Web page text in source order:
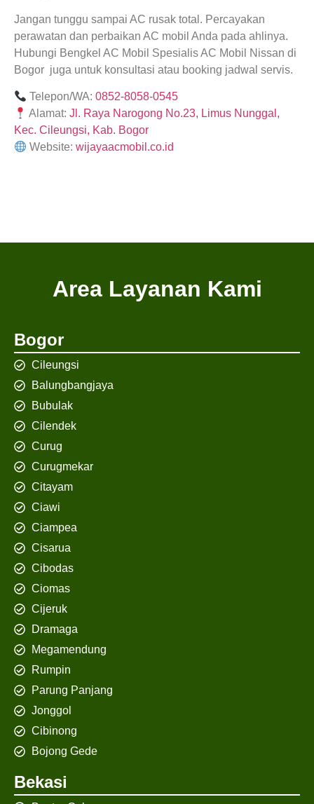
Jangan tunggu sampai AC rusak total. Percayakan
perawatan dan perbaikan AC mobil Anda pada ahlinya.
Hubungi Bengkel AC Mobil Spesialis AC Mobil Nissan di
Bogor juga untuk konsultasi atau booking jadwal servis.
Telepon/WA:0852-8058-0545
Alamat:Jl. Raya Narogong No.23, Limus Nunggal,
Kec. Cileungsi, Kab. Bogor
Website:wijayaacmobil.co.id
Area Layanan Kami
Bogor
Cileungsi
Balungbangjaya
Bubulak
Cilendek
Curug
Curugmekar
Citayam
Ciawi
Ciampea
Cisarua
Cibodas
Ciomas
Cijeruk
Dramaga
Megamendung
Rumpin
Parung Panjang
Jonggol
Cibinong
Bojong Gede
Bekasi